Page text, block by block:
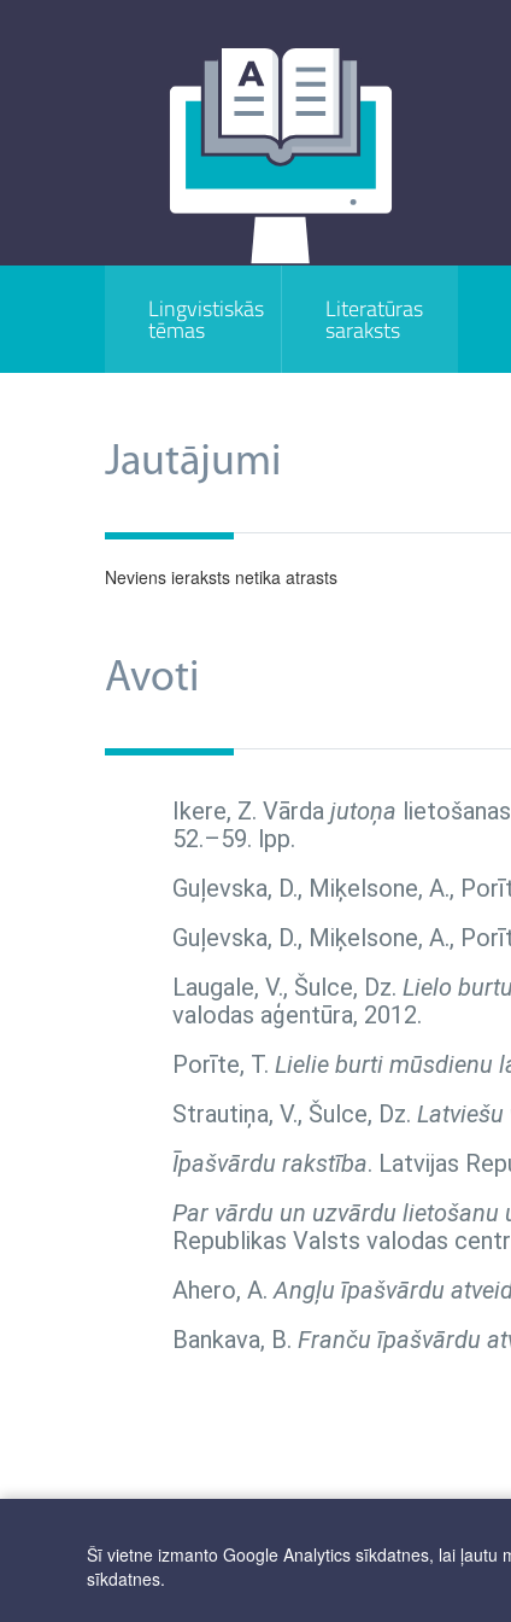
Lingvistiskās
tēmas
Literatūras
saraksts
Jautājumi
Neviens ieraksts netika atrasts
Avoti
Ikere, Z. Vārda jutoņa
52.–59. lpp.
Guļevska, D., Miķelsone, A.,
Guļevska, D., Miķelsone, A.,
Laugale, V., Šulce, Dz. Lielo
valodas aģentūra, 2012.
Porīte, T. Lielie burti mūsdienu
Strautiņa, V., Šulce, Dz.
Īpašvārdu rakstība. Latvijas
Par vārdu un uzvārdu
Republikas Valsts valodas
Ahero, A.Angļu īpašvārdu
Bankava, B. Franču īpašvārdu
Šī vietne izmanto Google Analytics sīkdatnes, lai
sīkdatnes.